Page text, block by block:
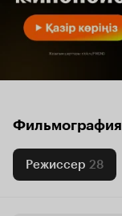
Фильмография
Режиссер 28